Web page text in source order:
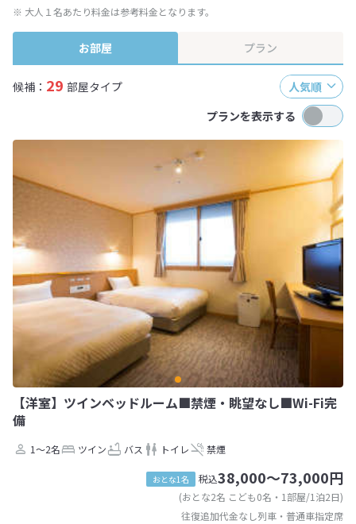
※ 大人１名あたり料金は参考料金となります。
お部屋 プラン
候補： 29 部屋タイプ
人気順
プランを表示する
【洋室】ツインベッドルーム■禁煙・眺望なし■Wi-Fi完
備
1～2名 ツイン バス トイレ 禁煙
おとな1名 税込38,000～73,000円
(おとな2名 こども0名・1部屋/1泊2日)
往復追加代金なし列車・普通車指定席